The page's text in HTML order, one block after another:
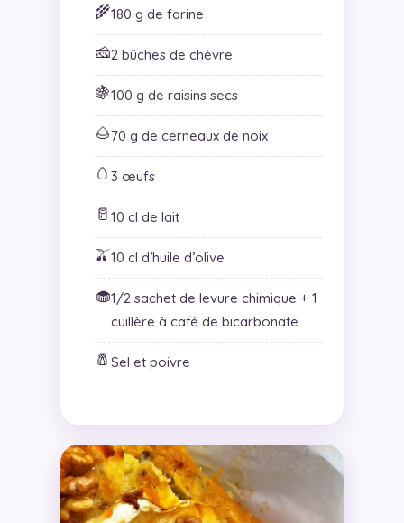
🌾180 g de farine
🧀2 bûches de chèvre
🍇100 g de raisins secs
🌰70 g de cerneaux de noix
🥚 3 œufs
🥛 10 cl de lait
🫒10 cl d’huile d’olive
🧁1/2 sachet de levure chimique + 1
cuillère à café de bicarbonate
🧂 Sel et poivre